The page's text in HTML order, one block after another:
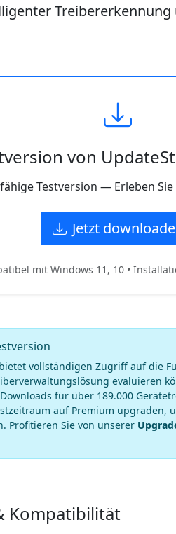
von
Testversion — Erleben
Jetzt
mit Windows 11, 10 •
vollständigen Zugriff auf die
evaluieren
für über 189.000
auf Premium upgraden,
Profitieren Sie von unserer
Kompatibilität